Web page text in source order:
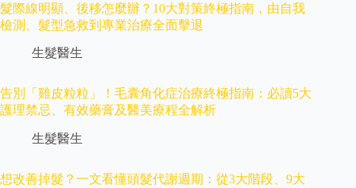
髮際線明顯、後移怎麼辦？10大對策終極指南，由自我
檢測、髮型急救到專業治療全面擊退
生髮醫生
告別「雞皮粒粒」！毛囊角化症治療終極指南：必讀5大
護理禁忌、有效藥膏及醫美療程全解析
生髮醫生
想改善掉髮？一文看懂頭髮代謝週期：從3大階段、9大